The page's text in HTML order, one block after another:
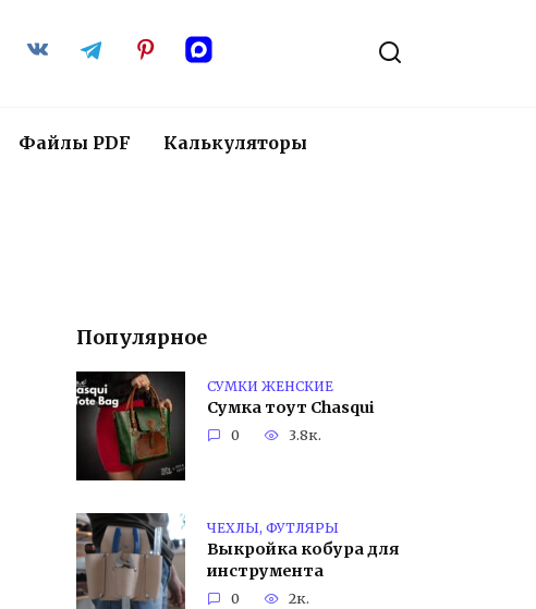
Файлы PDF Калькуляторы
Популярное
СУМКИ ЖЕНСКИЕ
Сумка тоут Chasqui
0 3.8к.
ЧЕХЛЫ, ФУТЛЯРЫ
Выкройка кобура для
инструмента
0 2к.